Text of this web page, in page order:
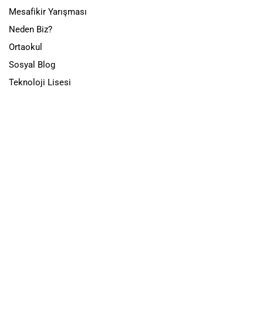
Mesafikir Yarışması
Neden Biz?
Ortaokul
Sosyal Blog
Teknoloji Lisesi